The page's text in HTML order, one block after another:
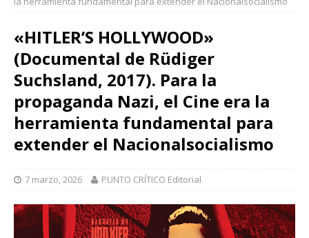
«HITLER’S HOLLYWOOD»
(Documental de Rüdiger
Suchsland, 2017). Para la
propaganda Nazi, el Cine era la
herramienta fundamental para
extender el Nacionalsocialismo
7 marzo, 2026 PUNTO CRÍTICO Editorial